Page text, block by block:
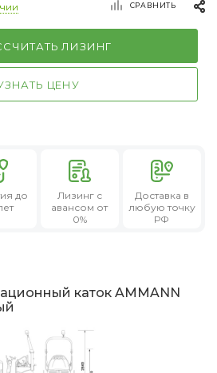
СРАВНИТЬ
ЛИЗИНГ
ЦЕНУ
до
Лизингс
авансом от
0%
Доставка в
любую точку
РФ
каток AMMANN